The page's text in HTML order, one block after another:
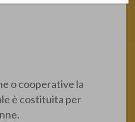
o cooperative la
è costituita per